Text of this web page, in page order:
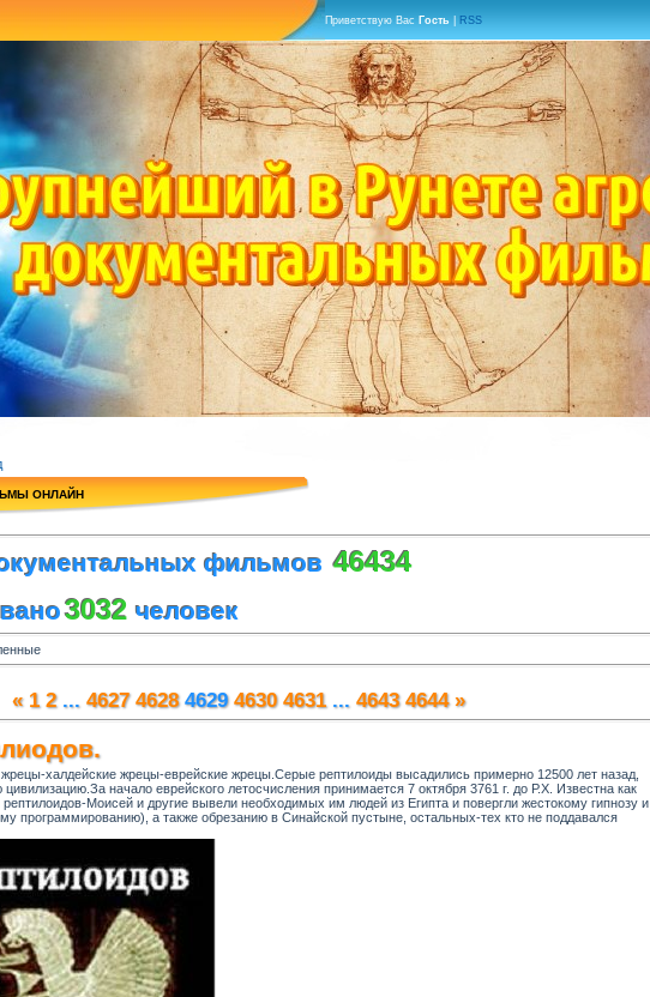
Приветствую Вас Гость RSS
ОНЛАЙН
фильмов 46434
3032человек
« 1 2 ... 4627 4628 4629 4630 4631 ... 4643 4644 »
халдейские жрецы-еврейские жрецы.Серые рептилоиды высадились примерно 12500 лет назад,
начало еврейского летосчисления принимается 7 октября 3761 г. до Р.Х. Известна как
Моисей и другие вывели необходимых им людей из Египта и повергли жестокому гипнозу и
программированию), а также обрезанию в Синайской пустыне, остальных-тех кто не поддавался